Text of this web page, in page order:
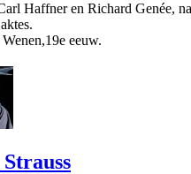
Haffner en Richard Genée,
eeuw.